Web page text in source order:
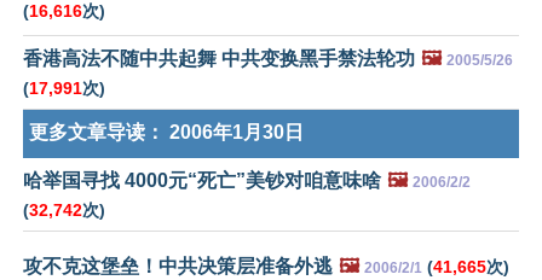
(16,616次)
香港高法不随中共起舞 中共变换黑手禁法轮功 🖼️ 2005/5/26
(17,991次)
更多文章导读： 2006年1月30日
哈举国寻找 4000元“死亡”美钞对咱意味啥 🖼️ 2006/2/2
(32,742次)
攻不克这堡垒！中共决策层准备外逃 🖼️ 2006/2/1 (41,665次)